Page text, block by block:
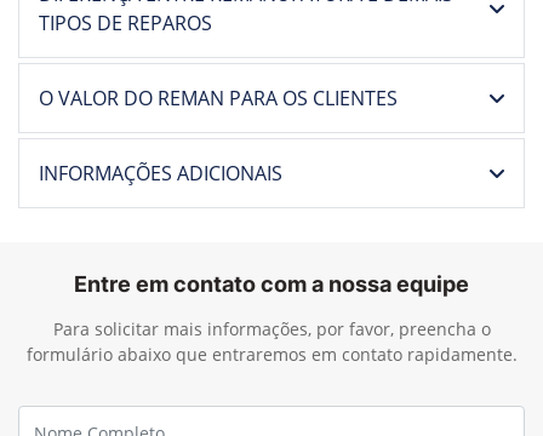
O VALOR DO REMAN PARA OS CLIENTES
INFORMAÇÕES ADICIONAIS
Entre em contato com a nossa equipe
formulário abaixo que entraremos em contato rapidamente.